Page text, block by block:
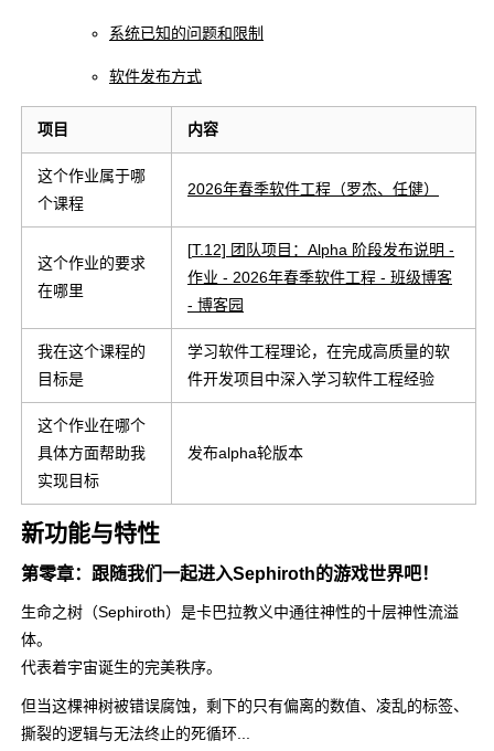
系统已知的问题和限制
软件发布方式
项目 内容
这个作业属于哪
个课程
2026年春季软件工程（罗杰、任健）
这个作业的要求
在哪里
[T.12] 团队项目：Alpha 阶段发布说明 -
作业 - 2026年春季软件工程 - 班级博客
- 博客园
我在这个课程的
目标是
学习软件工程理论，在完成高质量的软
件开发项目中深入学习软件工程经验
这个作业在哪个
具体方面帮助我
实现目标
发布alpha轮版本
新功能与特性
第零章：跟随我们一起进入Sephiroth的游戏世界吧！
生命之树（Sephiroth）是卡巴拉教义中通往神性的十层神性流溢
体。
代表着宇宙诞生的完美秩序。
但当这棵神树被错误腐蚀，剩下的只有偏离的数值、凌乱的标签、
撕裂的逻辑与无法终止的死循环...